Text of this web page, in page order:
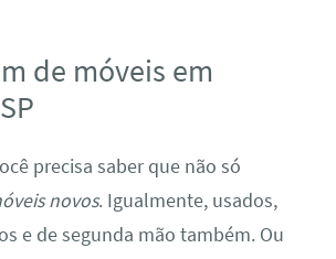
de móveis em
precisa saber que não só
novos. Igualmente, usados,
e de segunda mão também. Ou